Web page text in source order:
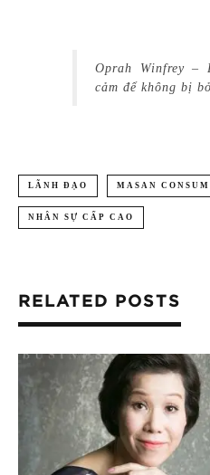
Oprah Winfrey –
cảm để không bị
LÃNH ĐẠO MASAN
NHÂN SỰ CẤP CAO
RELATED POSTS